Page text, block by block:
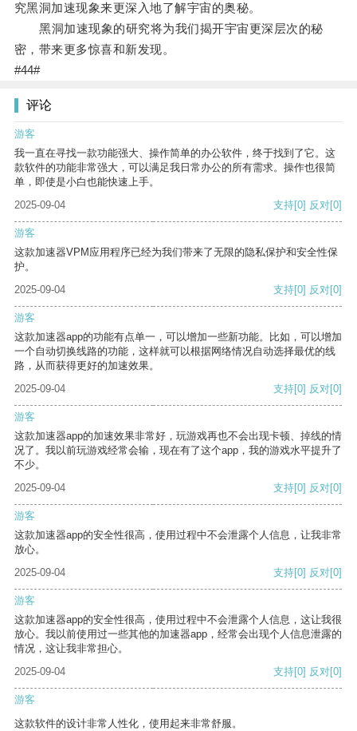
究黑洞加速现象来更深入地了解宇宙的奥秘。
黑洞加速现象的研究将为我们揭开宇宙更深层次的秘
密，带来更多惊喜和新发现。
#44#
评论
游客
我一直在寻找一款功能强大、操作简单的办公软件，终于找到了它。这
款软件的功能非常强大，可以满足我日常办公的所有需求。操作也很简
单，即使是小白也能快速上手。
2025-09-04
支持[0] 反对[0]
游客
这款加速器VPM应用程序已经为我们带来了无限的隐私保护和安全性保
护。
2025-09-04
支持[0] 反对[0]
游客
这款加速器app的功能有点单一，可以增加一些新功能。比如，可以增加
一个自动切换线路的功能，这样就可以根据网络情况自动选择最优的线
路，从而获得更好的加速效果。
2025-09-04
支持[0] 反对[0]
游客
这款加速器app的加速效果非常好，玩游戏再也不会出现卡顿、掉线的情
况了。我以前玩游戏经常会输，现在有了这个app，我的游戏水平提升了
不少。
2025-09-04
支持[0] 反对[0]
游客
这款加速器app的安全性很高，使用过程中不会泄露个人信息，让我非常
放心。
2025-09-04
支持[0] 反对[0]
游客
这款加速器app的安全性很高，使用过程中不会泄露个人信息，这让我很
放心。我以前使用过一些其他的加速器app，经常会出现个人信息泄露的
情况，这让我非常担心。
2025-09-04
支持[0] 反对[0]
游客
这款软件的设计非常人性化，使用起来非常舒服。